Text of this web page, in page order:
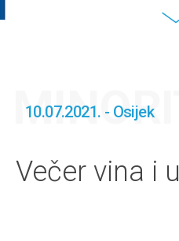
10.07.2021. - Osijek
Večer vina i